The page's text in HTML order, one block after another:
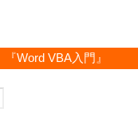
『Word VBA入門』